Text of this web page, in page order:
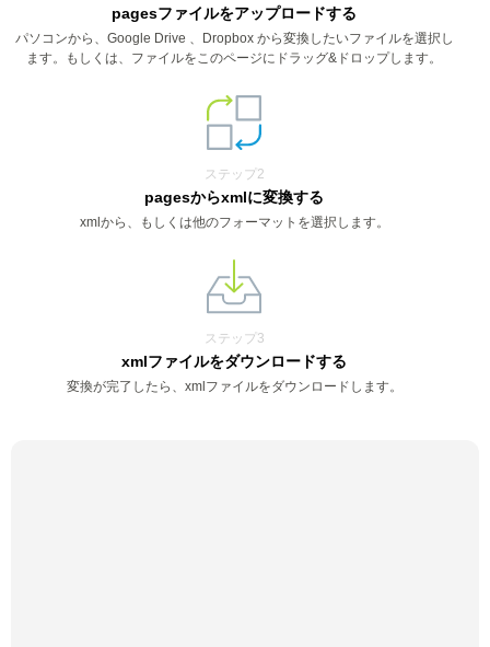
pagesファイルをアップロードする
パソコンから、Google Drive 、Dropbox から変換したいファイルを選択し
ます。もしくは、ファイルをこのページにドラッグ&ドロップします。
ステップ2
pagesからxmlに変換する
xmlから、もしくは他のフォーマットを選択します。
ステップ3
xmlファイルをダウンロードする
変換が完了したら、xmlファイルをダウンロードします。